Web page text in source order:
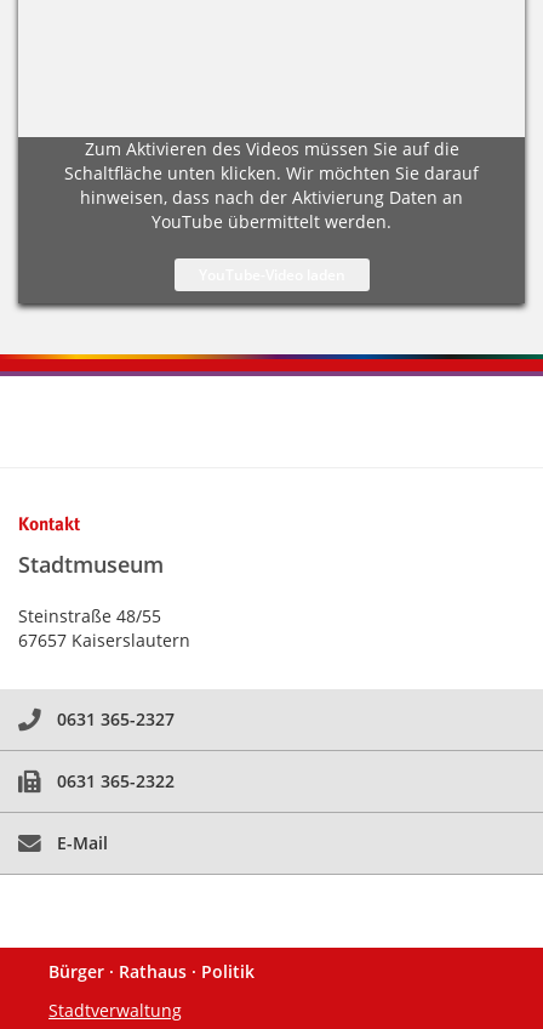
Zum Aktivieren des Videos müssen Sie auf die
Schaltfläche unten klicken. Wir möchten Sie darauf
hinweisen, dass nach der Aktivierung Daten an
YouTube übermittelt werden.
Kontakt
Stadtmuseum
Steinstraße 48/55
67657 Kaiserslautern
0631 365-2327
0631 365-2322
E-Mail
Fußzeile
Bürger · Rathaus · Politik
Stadtverwaltung